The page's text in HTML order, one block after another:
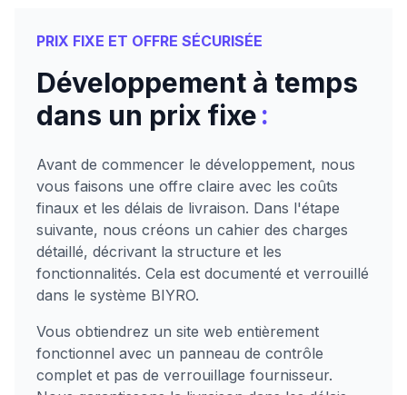
PRIX FIXE ET OFFRE SÉCURISÉE
Développement à temps
dans un prix fixe:
Avant de commencer le développement, nous
vous faisons une offre claire avec les coûts
finaux et les délais de livraison. Dans l'étape
suivante, nous créons un cahier des charges
détaillé, décrivant la structure et les
fonctionnalités. Cela est documenté et verrouillé
dans le système BIYRO.
Vous obtiendrez un site web entièrement
fonctionnel avec un panneau de contrôle
complet et pas de verrouillage fournisseur.